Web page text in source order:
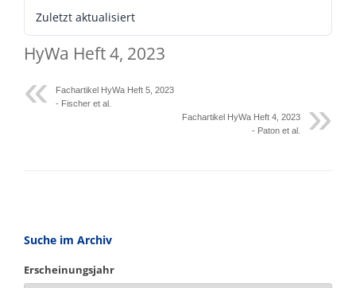
Zuletzt aktualisiert
HyWa Heft 4, 2023
Fachartikel HyWa Heft 5, 2023
- Fischer et al.
Fachartikel HyWa Heft 4, 2023
- Paton et al.
Suche im Archiv
Erscheinungsjahr